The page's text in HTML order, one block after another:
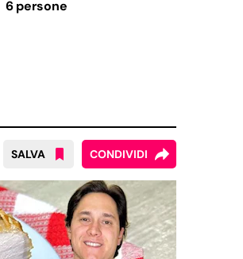
6 persone
SALVA CONDIVIDI